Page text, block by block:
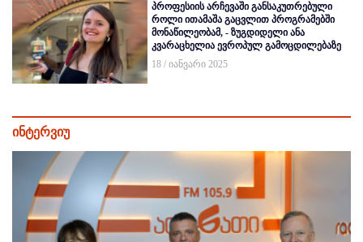
პროფესიის არჩევაში განსაკუთრებული
როლი ითამაშა გაცვლით პროგრამებში
მონაწილეობამ, - ზუგდიდელი ანა
კვარაცხელია ევროპულ გამოცდილებაზე
18 / იანვარი 2025
ინტერვიუ